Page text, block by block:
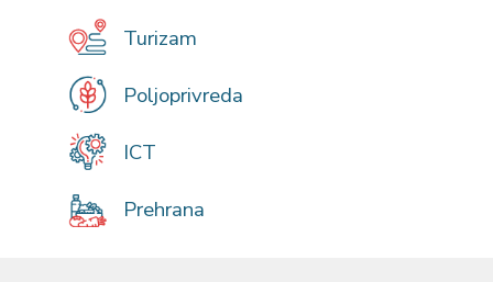
Turizam
Poljoprivreda
ICT
Prehrana